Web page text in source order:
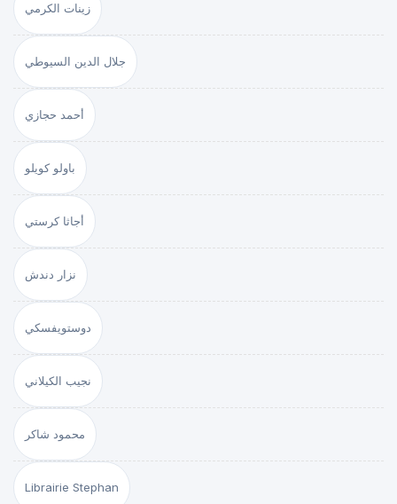
زينات الكرمي
جلال الدين السيوطي
أحمد حجازي
باولو كويلو
أجاثا كرستي
نزار دندش
دوستويفسكي
نجيب الكيلاني
محمود شاكر
Librairie Stephan